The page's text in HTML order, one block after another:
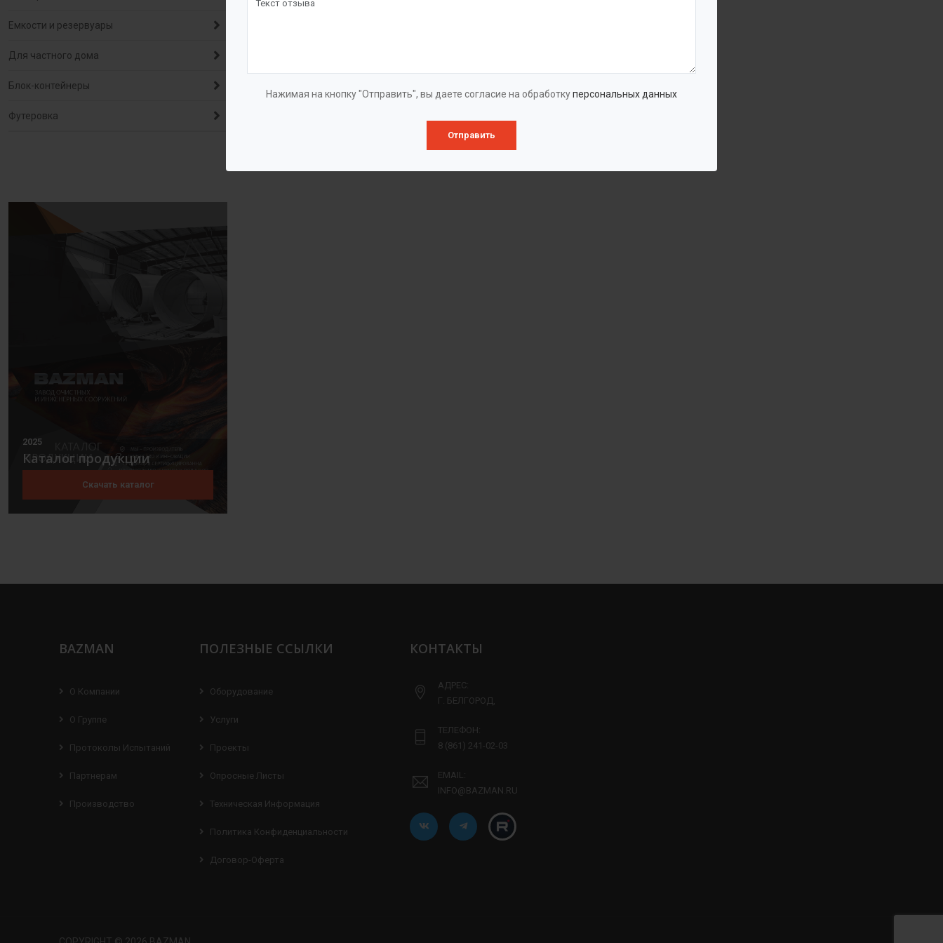
Нажимая на кнопку "Отправить", вы даете согласие на обработкуперсональных данных
Отправить
Емкости и резервуары
Для частного дома
Блок-контейнеры
Футеровка
2025
Каталог продукции
Скачать каталог
BAZMAN
О Компании
О Группе
Протоколы Испытаний
Партнерам
Производство
ПОЛЕЗНЫЕ ССЫЛКИ
Оборудование
Услуги
Проекты
Опросные Листы
Техническая Информация
Политика Конфиденциальности
Договор-Оферта
КОНТАКТЫ
АДРЕС:
Г. БЕЛГОРОД,
ТЕЛЕФОН:
8 (861) 241-02-03
EMAIL:
INFO@BAZMAN.RU